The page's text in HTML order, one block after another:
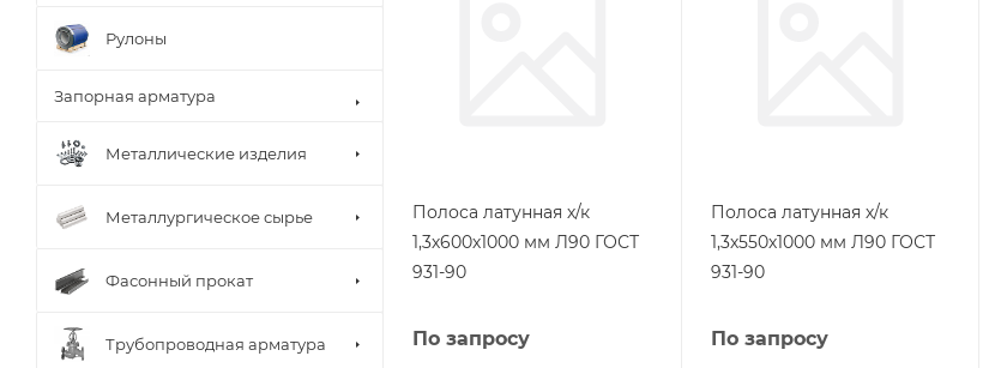
Полоса латунная х/к
1,3х600х1000 мм Л90 ГОСТ
931-90
По запросу
Полоса латунная х/к
1,3х550х1000 мм Л90 ГОСТ
931-90
По запросу
Рулоны
Запорная арматура
Металлические изделия
Металлургическое сырье
Фасонный прокат
Трубопроводная арматура